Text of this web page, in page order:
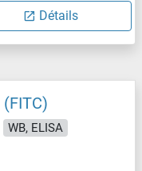
Détails
WB, ELISA